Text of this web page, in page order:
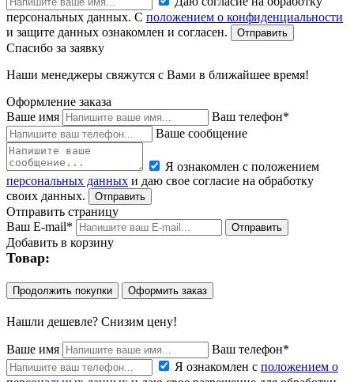
персональных данных. С положением о конфиденциальности
и защите данных ознакомлен и согласен.
Спасибо за заявку
Наши менеджеры свяжутся с Вами в ближайшее время!
Оформление заказа
Ваше имя
Ваш телефон*
Ваше сообщение
Я ознакомлен с положением
персональных данных и даю свое согласие на обработку
своих данных.
Отправить страницу
Ваш E-mail*
Добавить в корзину
Товар:
Продолжить покупки Оформить заказ
Нашли дешевле? Снизим цену!
Ваше имя
Ваш телефон*
Я ознакомлен с положением о